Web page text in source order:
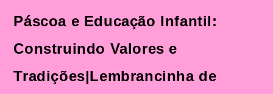
Páscoa e Educação Infantil:
Construindo Valores e
Tradições|Lembrancinha de